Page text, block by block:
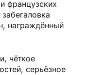
французских
награждённый
чёткое
серьёзное